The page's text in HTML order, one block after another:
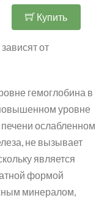
Купить
от
гемоглобина в
уровне
ослабленном
не вызывает
является
формой
минералом,